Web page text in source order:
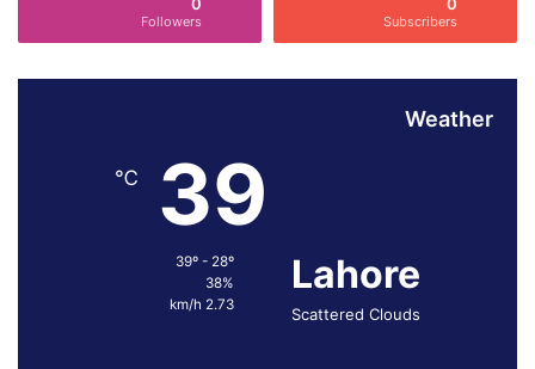
ں
0
Subscribers
0
Followers
Weather
Lahore
Scattered Clouds
39
℃
38%
2.73 km/h